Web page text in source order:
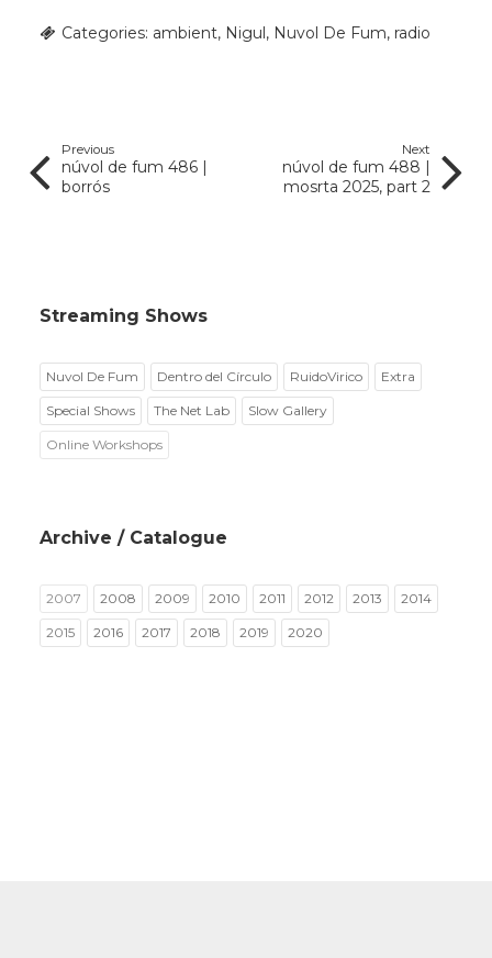
Categories: ambient, Nigul, Nuvol De Fum, radio
Previous
núvol de fum 486 |
borrós
Next
núvol de fum 488 |
mosrta 2025, part 2
Streaming Shows
Nuvol De Fum Dentro del Círculo RuidoVirico Extra
Special Shows The Net Lab Slow Gallery
Online Workshops
Archive / Catalogue
2007 2008 2009 2010 2011 2012 2013 2014
2015 2016 2017 2018 2019 2020